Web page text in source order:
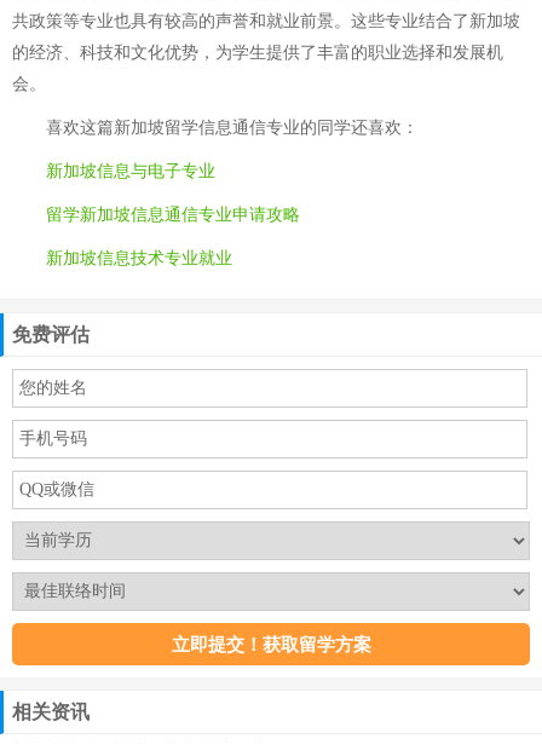
共政策等专业也具有较高的声誉和就业前景。这些专业结合了新加坡
的经济、科技和文化优势，为学生提供了丰富的职业选择和发展机
会。
喜欢这篇新加坡留学信息通信专业的同学还喜欢：
新加坡信息与电子专业
留学新加坡信息通信专业申请攻略
新加坡信息技术专业就业
免费评估
相关资讯